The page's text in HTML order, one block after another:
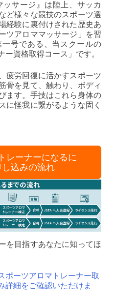
サージ』は陸上、サッカ
ど様々な競技のスポーツ選
経験に裏付けされた歴史あ
ツアロママッサージ」を習
号である、当スクールの
ー資格取得コース」です。
疲労回復に活かすスポーツ
骨を見て、触わり、ボディ
ます。手技はこれら身体の
に怪我に繋がるような固く
レーナーになるに
込みの流れ
を目指すあなたに知ってほ
ポーツアロマトレーナー取
詳細をご確認いただけま